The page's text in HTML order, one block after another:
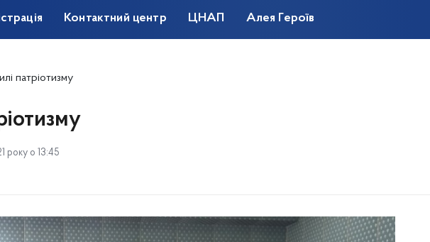
Контактний центр ЦНАП Алея Героїв
патріотизму
року о 13:45